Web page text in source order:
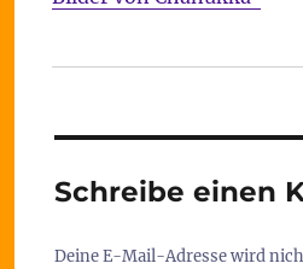
Schreibe einen
Deine E-Mail-Adresse wird